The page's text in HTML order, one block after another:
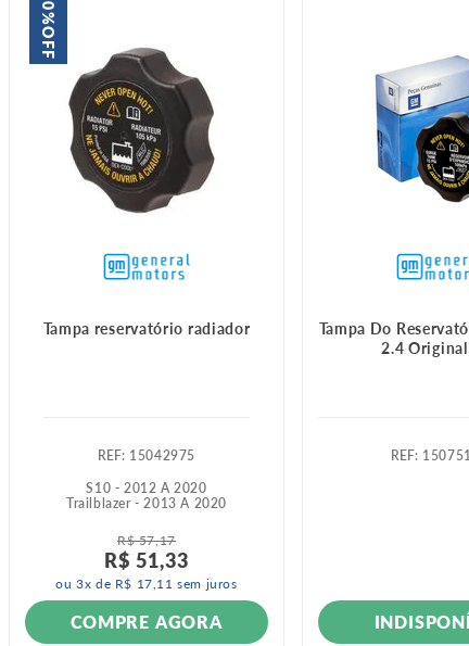
10%
OFF
Tampa reservatório radiador
: 15042975
S10 - 2012 A 2020
Trailblazer - 2013 A 2020
R$ 57,17
R$ 51,33
ou3x de R$ 17 11 sem juros
COMPRE AGORA
Tampa Do
2.4 Original
: